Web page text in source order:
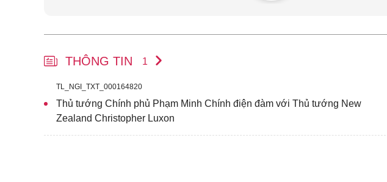
THÔNG TIN 1
TL_NGI_TXT_000164820
Thủ tướng Chính phủ Phạm Minh Chính điện đàm với Thủ tướng New
Zealand Christopher Luxon